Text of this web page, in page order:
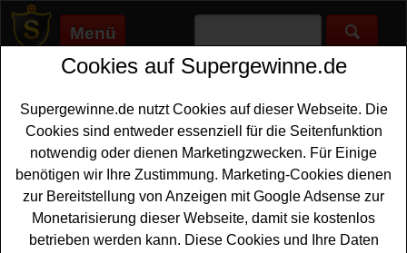
Menü
Supergewinne.de>Gewinnspiele>Sonstige Gewinnspiele
Anzeige:
Anzeige:
Fürst Wallerstein Gewinnspiel -
Bier gewinnen
Cookies auf Supergewinne.de
Supergewinne.de nutzt Cookies auf dieser Webseite. Die
Cookies sind entweder essenziell für die Seitenfunktion
notwendig oder dienen Marketingzwecken. Für Einige
benötigen wir Ihre Zustimmung. Marketing-Cookies dienen
zur Bereitstellung von Anzeigen mit Google Adsense zur
Monetarisierung dieser Webseite, damit sie kostenlos
betrieben werden kann. Diese Cookies und Ihre Daten